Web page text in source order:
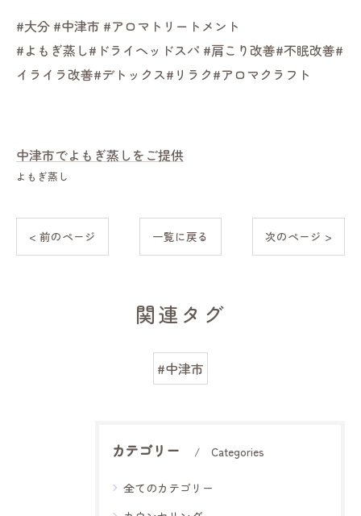
#大分 #中津市 #アロマトリートメント
#よもぎ蒸し#ドライヘッドスパ #肩こり改善#不眠改善#
イライラ改善#デトックス#リラク#アロマクラフト
中津市でよもぎ蒸しをご提供
よもぎ蒸し
< 前のページ 一覧に戻る 次のページ >
関連タグ
#中津市
カテゴリー Categories
全てのカテゴリー